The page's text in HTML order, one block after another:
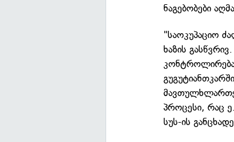
ნაგებობები
"საოკუპაციო
ხაზის
პროცესი, რაც
სუს-ის